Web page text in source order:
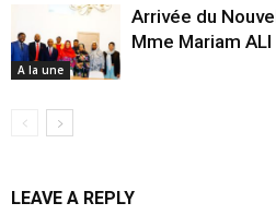
A la une
Arrivée du
Mme Mariam ALI
LEAVE A REPLY